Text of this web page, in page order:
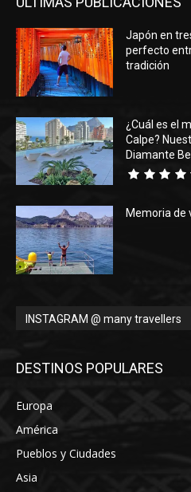
Japón en
perfecto
tradición
¿Cuál es el
Calpe?
Diamante
Memoria de
INSTAGRAM @ many travellers
DESTINOS POPULARES
Europa
América
Pueblos y Ciudades
Asia